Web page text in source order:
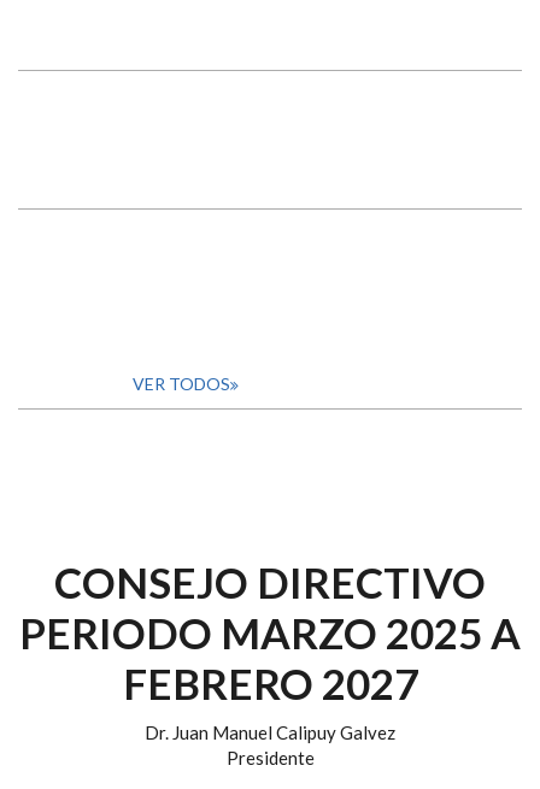
VER TODOS
CONSEJO DIRECTIVO
PERIODO MARZO 2025 A
FEBRERO 2027
Dr. Juan Manuel Calipuy Galvez
Presidente